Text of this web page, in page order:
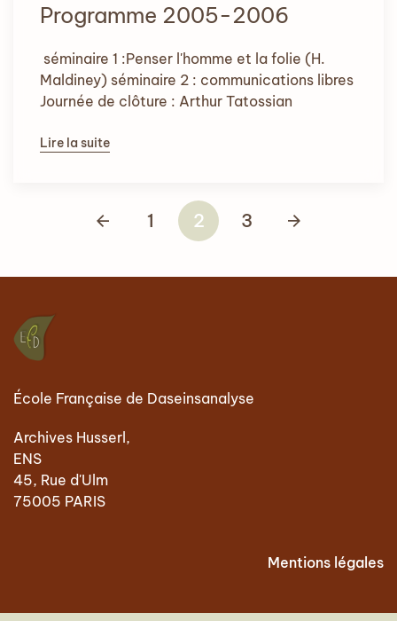
Programme 2005-2006
séminaire 1 :Penser l'homme et la folie (H.
Maldiney) séminaire 2 : communications libres
Journée de clôture : Arthur Tatossian
Lire la suite
1 2 3
École Française de Daseinsanalyse
Archives Husserl,
ENS
45, Rue d'Ulm
75005 PARIS
Mentions légales